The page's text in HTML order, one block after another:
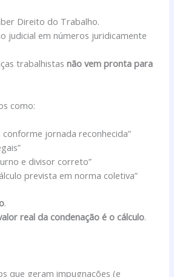
Direito do Trabalho.
judicial em números juridicamente
trabalhistasnão vem pronta para
como:
jornada reconhecida”
e divisor correto”
prevista em norma coletiva”
.
real da condenação é o cálculo.
que geram impugnações (e